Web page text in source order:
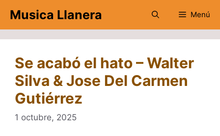
contenido
Musica Llanera Menú
Se acabó el hato – Walter
Silva & Jose Del Carmen
Gutiérrez
1 octubre, 2025